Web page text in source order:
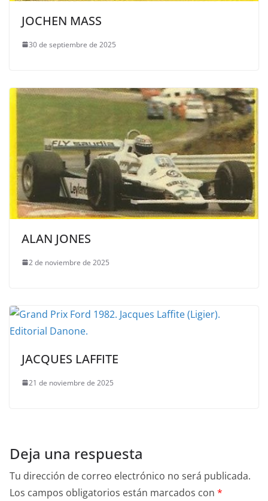
JOCHEN MASS
30 de septiembre de 2025
ALAN JONES
2 de noviembre de 2025
JACQUES LAFFITE
21 de noviembre de 2025
Deja una respuesta
Tu dirección de correo electrónico no será publicada.
Los campos obligatorios están marcados con *